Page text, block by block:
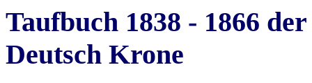
Taufbuch 1838 - 1866
Deutsch Krone